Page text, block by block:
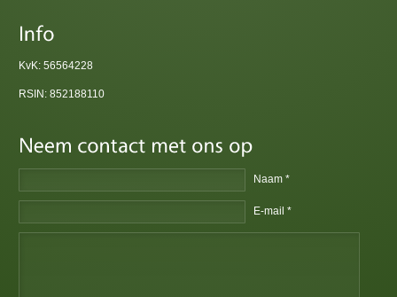
KvK: 56564228
RSIN: 852188110
Naam *
E-mail *